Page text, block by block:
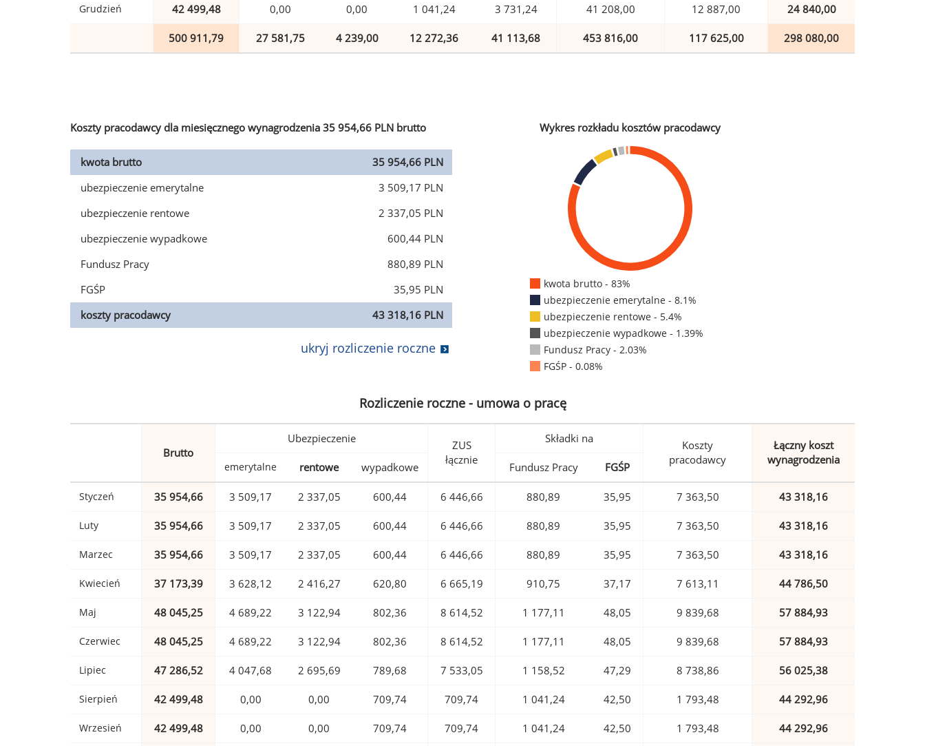
Grudzień 42 499,48 0,00 0,00 1 041,24 3 731,24 41 208,00 12 887,00 24 840,00
500 911,79 27 581,75 4 239,00 12 272,36 41 113,68 453 816,00 117 625,00 298 080,00
Koszty pracodawcy dla miesięcznego wynagrodzenia 35 954,66 PLN brutto
kwota brutto
35 954,66 PLN
ubezpieczenie emerytalne
3 509,17 PLN
ubezpieczenie rentowe
2 337,05 PLN
ubezpieczenie wypadkowe
600,44 PLN
Fundusz Pracy
880,89 PLN
FGŚP
35,95 PLN
koszty pracodawcy
43 318,16 PLN
ukryj rozliczenie roczne
Wykres rozkładu kosztów pracodawcy
kwota brutto - 83%
ubezpieczenie emerytalne - 8.1%
ubezpieczenie rentowe - 5.4%
ubezpieczenie wypadkowe - 1.39%
Fundusz Pracy - 2.03%
FGŚP - 0.08%
Rozliczenie roczne - umowa o pracę
Brutto
Ubezpieczenie
ZUS
łącznie
Składki na
Koszty
pracodawcy
Łączny koszt
wynagrodzenia
emerytalne rentowe wypadkowe Fundusz Pracy FGŚP
Styczeń 35 954,66 3 509,17 2 337,05 600,44 6 446,66 880,89 35,95 7 363,50 43 318,16
Luty 35 954,66 3 509,17 2 337,05 600,44 6 446,66 880,89 35,95 7 363,50 43 318,16
Marzec 35 954,66 3 509,17 2 337,05 600,44 6 446,66 880,89 35,95 7 363,50 43 318,16
Kwiecień 37 173,39 3 628,12 2 416,27 620,80 6 665,19 910,75 37,17 7 613,11 44 786,50
Maj 48 045,25 4 689,22 3 122,94 802,36 8 614,52 1 177,11 48,05 9 839,68 57 884,93
Czerwiec 48 045,25 4 689,22 3 122,94 802,36 8 614,52 1 177,11 48,05 9 839,68 57 884,93
Lipiec 47 286,52 4 047,68 2 695,69 789,68 7 533,05 1 158,52 47,29 8 738,86 56 025,38
Sierpień 42 499,48 0,00 0,00 709,74 709,74 1 041,24 42,50 1 793,48 44 292,96
Wrzesień 42 499,48 0,00 0,00 709,74 709,74 1 041,24 42,50 1 793,48 44 292,96